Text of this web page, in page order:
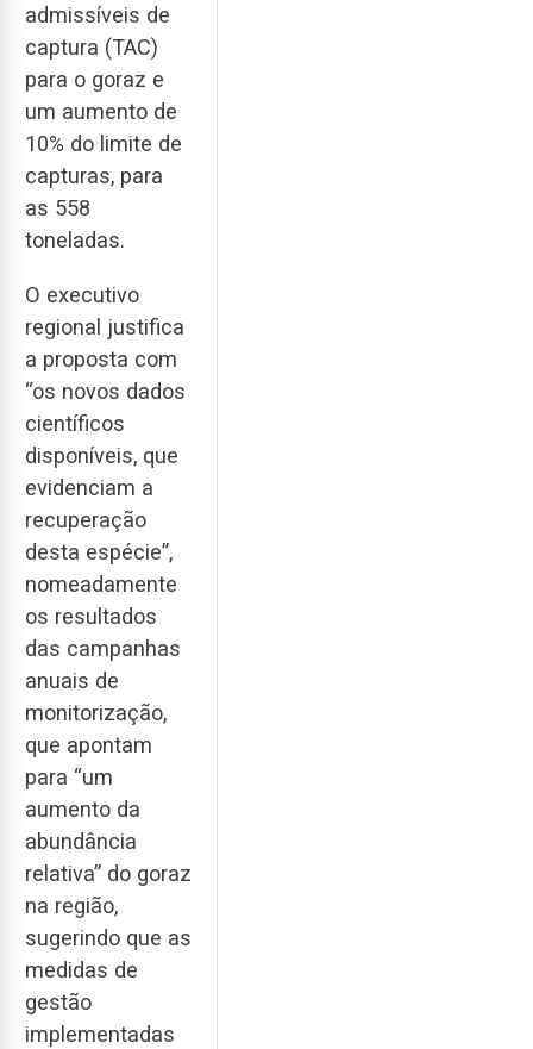
admissíveis de
captura (TAC)
para o goraz e
um aumento de
10% do limite de
capturas, para
as 558
toneladas.
O executivo
regional justifica
a proposta com
“os novos dados
científicos
disponíveis, que
evidenciam a
recuperação
desta espécie”,
nomeadamente
os resultados
das campanhas
anuais de
monitorização,
que apontam
para “um
aumento da
abundância
relativa” do goraz
na região,
sugerindo que as
medidas de
gestão
implementadas